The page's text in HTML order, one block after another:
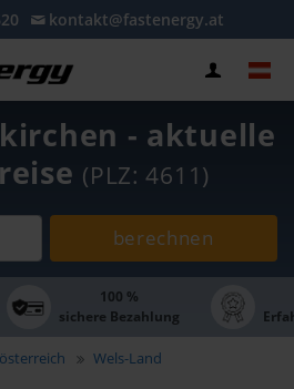
kontakt@fastenergy.at
- aktuelle
(PLZ: 4611)
berechnen
100 %
sichere Bezahlung
Wels-Land